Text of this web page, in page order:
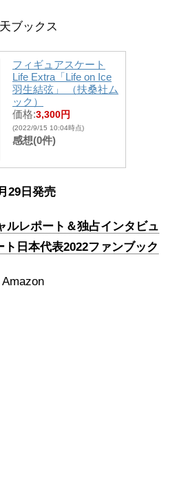
ブックス
フィギュアスケート
Life Extra「Life on Ice
羽生結弦」 （扶桑社ム
ック）
価格:3,300円
(2022/9/15 10:04時点)
感想(0件)
29日発売
レポート＆独占インタビュ
日本代表2022ファンブック
Amazon